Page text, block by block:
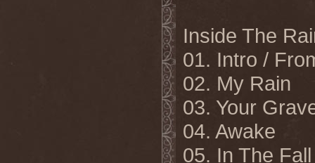
Inside The
01. Intro /
02. My Rain
03. Your
04. Awake
05. In The